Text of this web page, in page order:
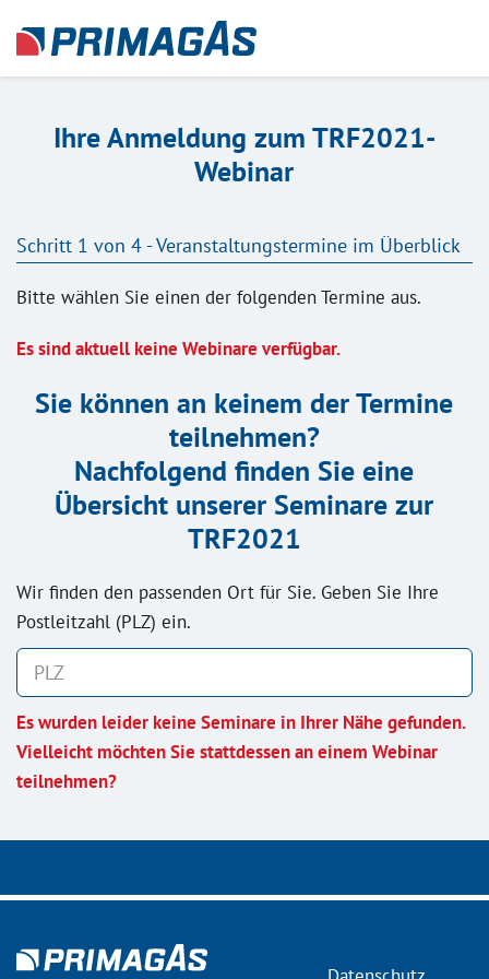
Ihre Anmeldung zum TRF2021-
Webinar
Schritt 1 von 4 - Veranstaltungstermine im Überblick
Bitte wählen Sie einen der folgenden Termine aus.
Es sind aktuell keine Webinare verfügbar.
Sie können an keinem der Termine
teilnehmen?
Nachfolgend finden Sie eine
Übersicht unserer Seminare zur
TRF2021
Wir finden den passenden Ort für Sie. Geben Sie Ihre
Postleitzahl (PLZ) ein.
Es wurden leider keine Seminare in Ihrer Nähe gefunden.
Vielleicht möchten Sie stattdessen an einem Webinar
teilnehmen?